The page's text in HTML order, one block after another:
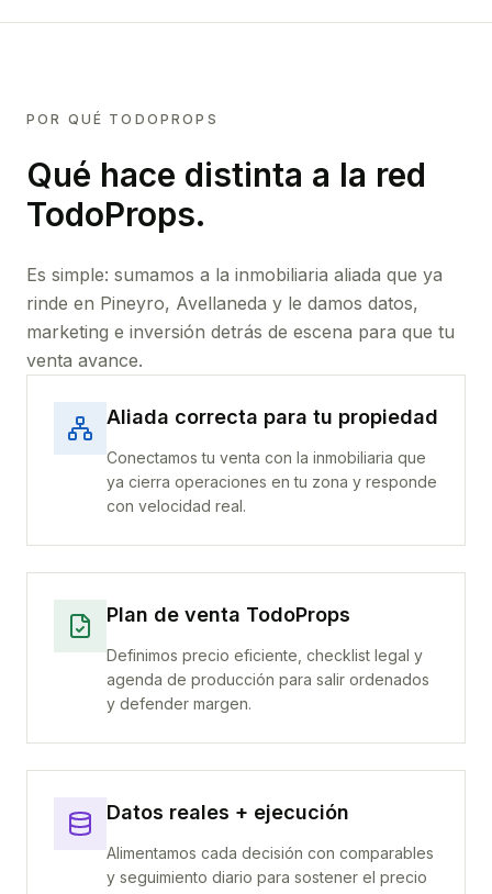
POR QUÉ TODOPROPS
Qué hace distinta a la red
TodoProps.
Es simple: sumamos a la inmobiliaria aliada que ya
rinde en Pineyro, Avellaneda y le damos datos,
marketing e inversión detrás de escena para que tu
venta avance.
Aliada correcta para tu propiedad
Conectamos tu venta con la inmobiliaria que
ya cierra operaciones en tu zona y responde
con velocidad real.
Plan de venta TodoProps
Definimos precio eficiente, checklist legal y
agenda de producción para salir ordenados
y defender margen.
Datos reales + ejecución
Alimentamos cada decisión con comparables
y seguimiento diario para sostener el precio